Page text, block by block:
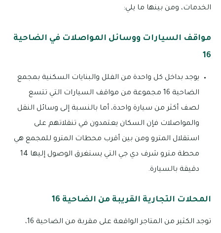
الخدمات، ومن بينها ما يلي:
مواقف السيارات ووسائل المواصلات في الضاحية
16
يوجد بداخل كل واحدة من الفلل والبنايات السكنية بمجمع
الضاحية 16 مجموعة من مواقف السيارات التي تتسع
لصف أكثر من سيارة واحدة، أما بالنسبة إلى وسائل النقل
والمواصلات فإن السكان يعتمدون في تنقلاتهم على
استقلال المترو ومن بين أقرب محطات المترو للمجمع هي
محطة مترو شرف دي جي التي يستغرق الوصول إليها 14
دقيقة بالسيارة.
المحلات التجارية القريبة من الضاحية 16
توجد الكثير من المتاجر الواقعة على مقربة من الضاحية 16،